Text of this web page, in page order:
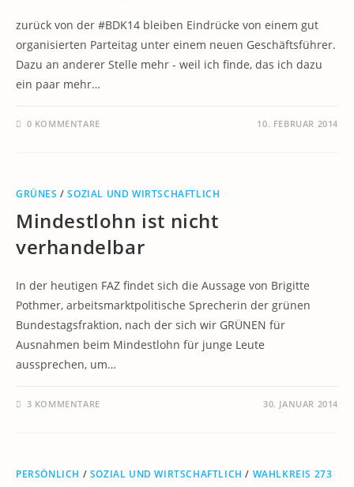
zurück von der #BDK14 bleiben Eindrücke von einem gut
organisierten Parteitag unter einem neuen Geschäftsführer.
Dazu an anderer Stelle mehr - weil ich finde, das ich dazu
ein paar mehr…
0 KOMMENTARE 10. FEBRUAR 2014
GRÜNES /SOZIAL UND WIRTSCHAFTLICH
Mindestlohn ist nicht
verhandelbar
In der heutigen FAZ findet sich die Aussage von Brigitte
Pothmer, arbeitsmarktpolitische Sprecherin der grünen
Bundestagsfraktion, nach der sich wir GRÜNEN für
Ausnahmen beim Mindestlohn für junge Leute
aussprechen, um…
3 KOMMENTARE 30. JANUAR 2014
PERSÖNLICH / SOZIAL UND WIRTSCHAFTLICH / WAHLKREIS 273